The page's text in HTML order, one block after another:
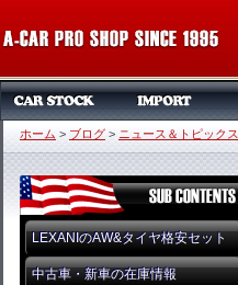
ホーム > ブログ > ニュース＆トピックス
LEXANIのAW&タイヤ格安セット
中古車・新車の在庫情報